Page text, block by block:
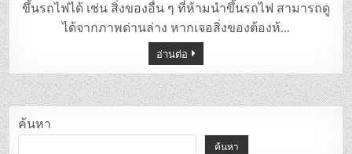
ขึ้นรถไฟได้ เช่น สิ่งของอื่น ๆ ที่ห้ามนำขึ้นรถไฟ สามารถดู
ได้จากภาพด่านล่าง หากเจอสิ่งของต้องห้…
อ่านต่อ
ค้นหา
ค้นหา